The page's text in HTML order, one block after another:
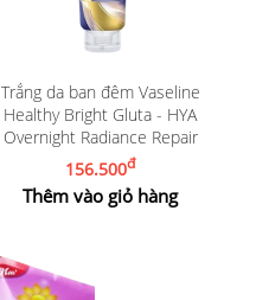
Trắng da ban đêm Vaseline
Healthy Bright Gluta - HYA
Overnight Radiance Repair
156.500đ
Thêm vào giỏ hàng